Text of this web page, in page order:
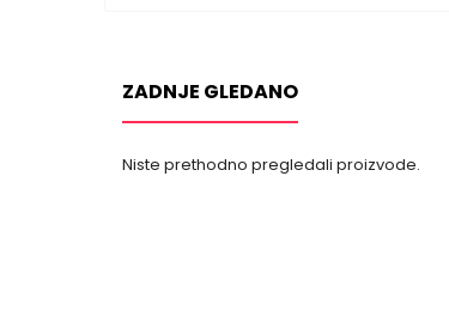
ZADNJE GLEDANO
Niste prethodno pregledali proizvode.